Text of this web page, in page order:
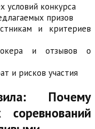
условий конкурса
призов
и критериев
и отзывов о
и рисков участия
Почему
соревнований